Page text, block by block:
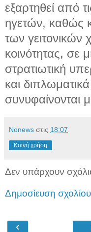
εξαρτηθεί από
ηγετών, καθώς
των γειτονικών
κοινότητας, σε
στρατιωτική
και
συνυφαίνονται
Nonews στις 18:07
Κοινή χρήση
Δεν υπάρχουν
Δημοσίευση σχολίου
‹